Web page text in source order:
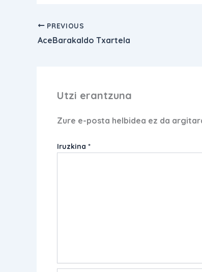
PREVIOUS
AceBarakaldo Txartela
Utzi erantzuna
Zure e-posta helbidea ez da
Iruzkina *